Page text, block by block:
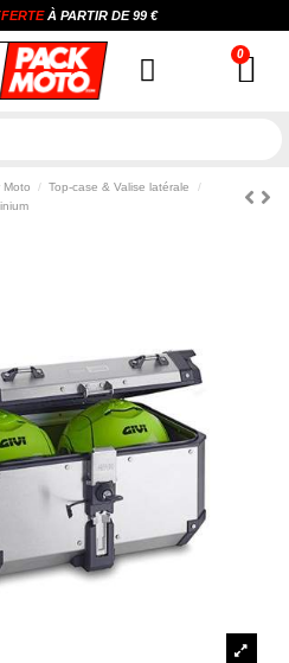
À PARTIR DE99 €
Moto
Top-case & Valise latérale